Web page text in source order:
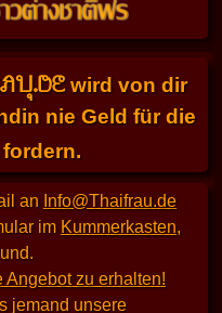
wird von dir
nie Geld für die
fordern.
an Info@Thaifrau.de
im Kummerkasten,
Angebot zu erhalten!
jemand unsere